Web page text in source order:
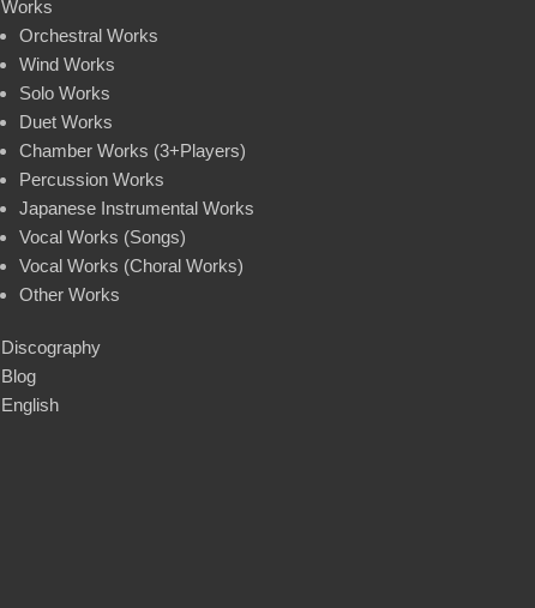
Works
Orchestral Works
Wind Works
Solo Works
Duet Works
Chamber Works (3+Players)
Percussion Works
Japanese Instrumental Works
Vocal Works (Songs)
Vocal Works (Choral Works)
Other Works
Discography
Blog
English